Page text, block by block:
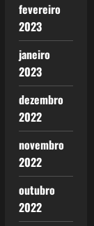
fevereiro
2023
janeiro
2023
dezembro
2022
novembro
2022
outubro
2022